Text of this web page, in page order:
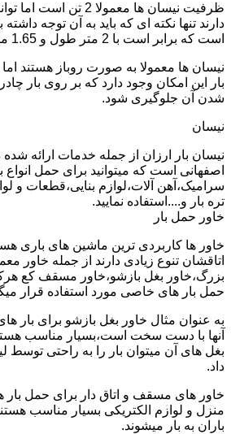
ظرفیت نیسان ها معمولا 2
دارند تنها نکته ای که باید به آن توجه داشته
است که برابر است با 2 متر طول و 1.65 متر عرض.
نیسان ها معمولا به صورت روباز هستند
بار این امکان وجود دارد که بر روی بار
شدن آن جلوگیری شود.
نیسان
نیسان بار ارزان از جمله خدمات ارائه
اصفهانی است که میتوانید برای حمل
سرامیک،آهن آلات،لوازم بنایی،قطعات و
تره بار و....استفاده نمایید.
خاور حمل بار
خاور ها کاربردی ترین ماشین های باری
اتاقشان تنوع زیادی دارند از جمله خاور
بزرگ،خاور بغل بازشو،خاور مسقف کع
حمل بار های خاصی مورد استفاده قرار
به عنوان مثال خاور بغل بازشو برای بار
آنها با دست سخت است،بسیار مناسب
بغل های آن میتوان بار را به راحتی توسط
داد.
خاور های مسقف و اتاق دار برای حمل بار
منزل و لوازم الکتریکی بسیار مناسب
باران به بار میشوند.